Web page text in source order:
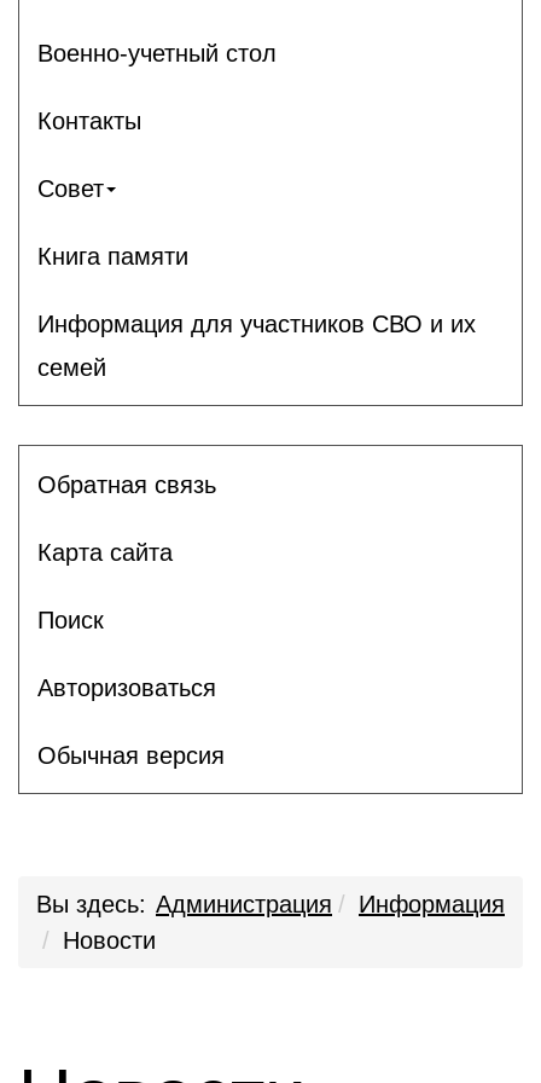
Военно-учетный стол
Контакты
Совет
Книга памяти
Информация для участников СВО и их
семей
Обратная связь
Карта сайта
Поиск
Авторизоваться
Обычная версия
Вы здесь: Администрация
Информация
Новости